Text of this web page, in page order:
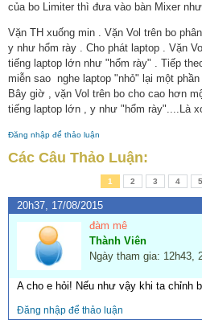
của bo Limiter thì đưa vào bàn Mixer
Vặn TH xuống min . Vặn Vol trên bo
y như hổm rày . Cho phát laptop . Vặn
tiếng laptop lớn như "hổm rày" . Tiếp
miễn sao nghe laptop "nhỏ" lại một
Bây giờ , vặn Vol trên bo cho cao hơn
tiếng laptop lớn , y như "hổm rày"....Là
Đăng nhập để thảo luận
Các Câu Thảo Luận:
1 2 3 4 5
20h37, 17/08/2015
đàm mê
Thành Viên
Ngày tham gia: 12h43,
A cho e hỏi! Nếu như vậy khi ta chỉnh
Đăng nhập để thảo luận